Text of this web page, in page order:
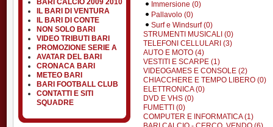
BARI CALCIO 2009 2010
IL BARI DI VENTURA
IL BARI DI CONTE
NON SOLO BARI
VIDEO TRIBUTI BARI
PROMOZIONE SERIE A
AVATAR DEL BARI
CRONACA BARI
METEO BARI
BARI FOOTBALL CLUB
CONTATTI E SITI
SQUADRE
Immersione (0)
Pallavolo (0)
Surf e Windsurf (0)
STRUMENTI MUSICALI (0)
TELEFONI CELLULARI (3)
AUTO E MOTO (4)
VESTITI E SCARPE (1)
VIDEOGAMES E CONSOLE (2)
CHIACCHERE E TEMPO LIBERO (0)
ELETTRONICA (0)
DVD E VHS (0)
FUMETTI (0)
COMPUTER E INFORMATICA (1)